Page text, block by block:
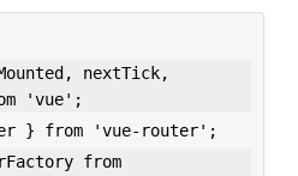
nextTick,
'vue';
} from 'vue-router';
from